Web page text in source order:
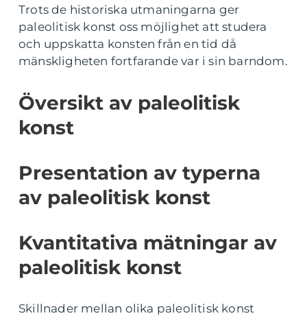
Trots de historiska utmaningarna ger
paleolitisk konst oss möjlighet att studera
och uppskatta konsten från en tid då
mänskligheten fortfarande var i sin barndom.
Översikt av paleolitisk
konst
Presentation av typerna
av paleolitisk konst
Kvantitativa mätningar av
paleolitisk konst
Skillnader mellan olika paleolitisk konst